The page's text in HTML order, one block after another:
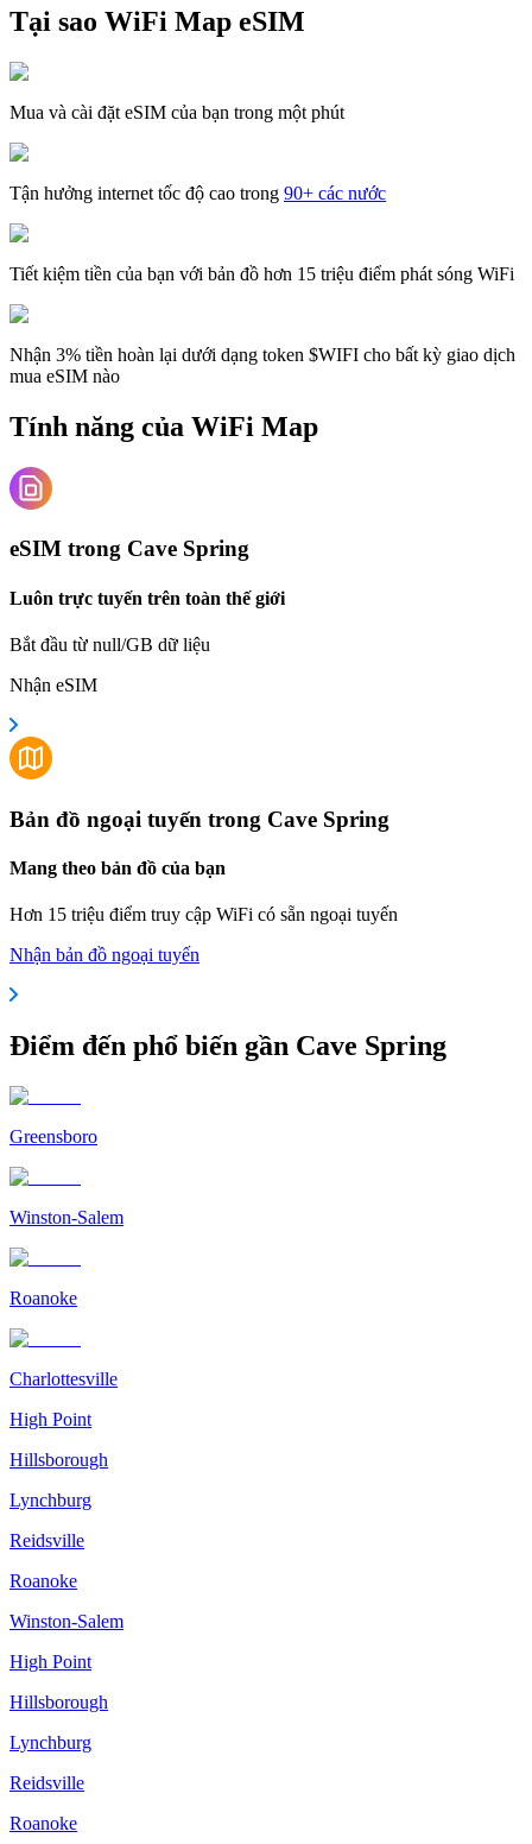
Tại sao WiFi Map eSIM
Mua và cài đặt eSIM của bạn trong một phút
Tận hưởng internet tốc độ cao trong 90+ các nước
Tiết kiệm tiền của bạn với bản đồ hơn 15 triệu điểm phát sóng WiFi
Nhận 3% tiền hoàn lại dưới dạng token $WIFI cho bất kỳ giao dịch
mua eSIM nào
Tính năng của WiFi Map
eSIM trong Cave Spring
Luôn trực tuyến trên toàn thế giới
Bắt đầu từ null/GB dữ liệu
Nhận eSIM
Bản đồ ngoại tuyến trong Cave Spring
Mang theo bản đồ của bạn
Hơn 15 triệu điểm truy cập WiFi có sẵn ngoại tuyến
Nhận bản đồ ngoại tuyến
Điểm đến phổ biến gần Cave Spring
Greensboro
Winston-Salem
Roanoke
Charlottesville
High Point
Hillsborough
Lynchburg
Reidsville
Roanoke
Winston-Salem
High Point
Hillsborough
Lynchburg
Reidsville
Roanoke